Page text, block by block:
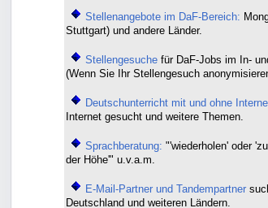
Stellenangebote im DaF-Bereich:
Stuttgart) und andere Länder.
Stellengesuche für DaF-Jobs im In-
(Wenn Sie Ihr Stellengesuch
Deutschunterricht mit und ohne
Internet gesucht und weitere Themen.
Sprachberatung: "'wiederholen' oder
der Höhe'" u.v.a.m.
E-Mail-Partner und Tandempartner
Deutschland und weiteren Ländern.